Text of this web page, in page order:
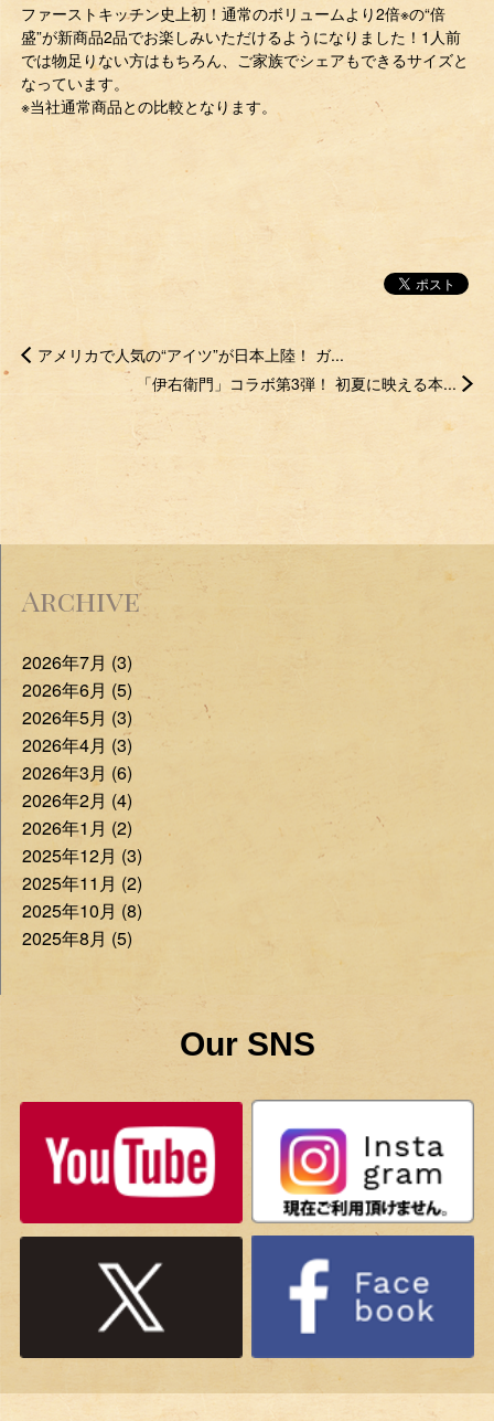
ファーストキッチン史上初！通常のボリュームより2倍※の“倍
盛”が新商品2品でお楽しみいただけるようになりました！1人前
では物足りない方はもちろん、ご家族でシェアもできるサイズと
なっています。
※当社通常商品との比較となります。
アメリカで人気の“アイツ”が日本上陸！ ガ...
「伊右衛門」コラボ第3弾！ 初夏に映える本...
Archive
2026年7月 (3)
2026年6月 (5)
2026年5月 (3)
2026年4月 (3)
2026年3月 (6)
2026年2月 (4)
2026年1月 (2)
2025年12月 (3)
2025年11月 (2)
2025年10月 (8)
2025年8月 (5)
Our SNS